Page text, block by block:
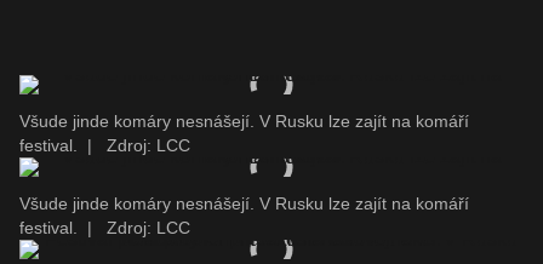
Všude jinde komáry nesnášejí. V Rusku lze zajít na komáří
festival.
| Zdroj: LCC
Všude jinde komáry nesnášejí. V Rusku lze zajít na komáří
festival.
| Zdroj: LCC